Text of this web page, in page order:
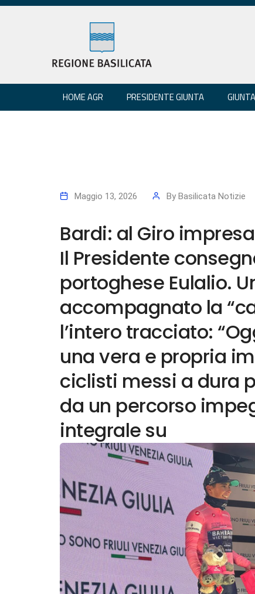
HOME AGR PRESIDENTE GIUNTA
Maggio 13, 2026 By Basilicata Notizie
Bardi: al Giro
Il Presidente
portoghese Eulalio.
accompagnato la
l’intero tracciato:
una vera e propria
ciclisti messi a dura
da un percorso
integrale su